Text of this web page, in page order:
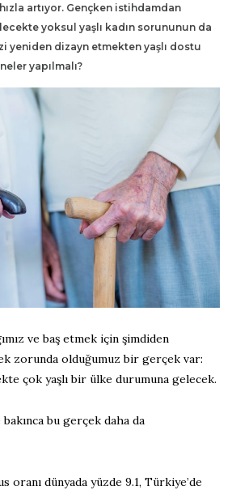
hızla artıyor. Gençken istihdamdan
yoksul yaşlı kadın sorununun da
yeniden dizayn etmekten yaşlı dostu
yapılmalı?
ve baş etmek için şimdiden
zorunda olduğumuz bir gerçek var:
çok yaşlı bir ülke durumuna gelecek.
bu gerçek daha da
oranı dünyada yüzde 9.1, Türkiye’de